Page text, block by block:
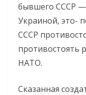
бывшего СССР —
Украиной, это-
СССР
противостоять
НАТО.
Сказанная